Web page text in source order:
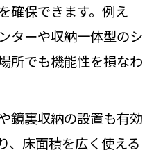
リフォームで家族み
くなる方法
リフォームで混雑解
リフォームで時短を
確保できます。例え
ターや収納一体型のシ
所でも機能性を損なわ
鏡裏収納の設置も有効
、床面積を広く使える